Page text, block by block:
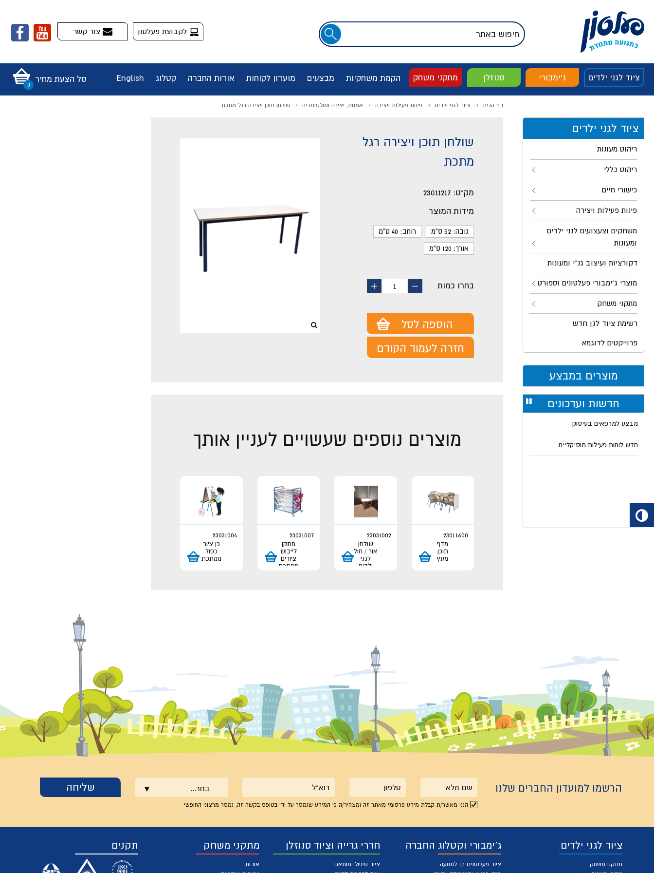
דלג לסרגל הניווט
דלג לתפריט ציוד
אודות החברה
דלג לסוף העמוד
חיפוש
לקבוצת פעלטון צור קשר
ציוד לגני ילדים ג'ימבורי סנוזלן מתקני משחק הקמת משחקיות מבצעים מועדון לקוחות אודות החברה קטלוג English סל הצעת מחיר
ציוד לגני ילדים
ריהוט מעונות
ריהוט כללי
כישורי חיים
פינות פעילות ויצירה
משחקים וצעצועים לגני ילדים
ומעונות
דקורציות ועיצוב גנ"י ומעונות
מוצרי ג'ימבורי פעלטונים וספורט
מתקני משחק
רשימת ציוד לגן חדש
פרוייקטים לדוגמא
מוצרים במבצע
עצור
חדשות ועדכונים
מבצע למרפאים בעיסוק
חדש לוחות פעילות מוסיקליים
דף הבית ציוד לגני ילדים פינות פעילות ויצירה אמנות, יצירה ומולטימדיה שולחן תוכן ויצירה רגל מתכת
שולחן תוכן ויצירה רגל
מתכת
מק"ט: 23011217
מידות המוצר
גובה: 52 ס"מ רוחב: 40 ס"מ
אורך: 120 ס"מ
בחרו כמות
החסר
1
הוסף
הוספה לסל
חזרה לעמוד הקודם
מוצרים נוספים שעשויים לעניין אותך
23011600
מדף
תוכן
מעץ
23031002
שולחן
אור / חול
לגני
ילדים
23031007
מתקן
לייבוש
ציורים
ממתכת
23031004
כן ציור
כפול
ממתכת
הרשמו למועדון החברים שלנו
שם
בחר...
הנני מאשר/ת קבלת מידע פרסומי מאתר זה ומצהיר/ה כי המידע שנמסר על ידי בטופס בקשה זה, נמסר מרצוני החופשי
תקנים ציוד לגני ילדים
מתקני משחק
ג'ימבורי וקטלוג החברה
ציוד פעלטונים רך לתנועה
חדרי גרייה וציוד סנוזלן
ציוד טיפולי מותאם
מתקני משחק
אודות